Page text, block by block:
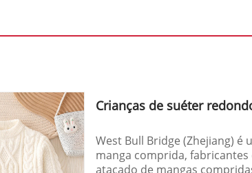
Crianças de suéter
West Bull Bridge (Zhejiang)
manga comprida,
atacado de mangas